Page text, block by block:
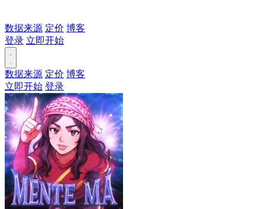
数据来源 定价 博客
登录 立即开始
数据来源 定价 博客
立即开始 登录